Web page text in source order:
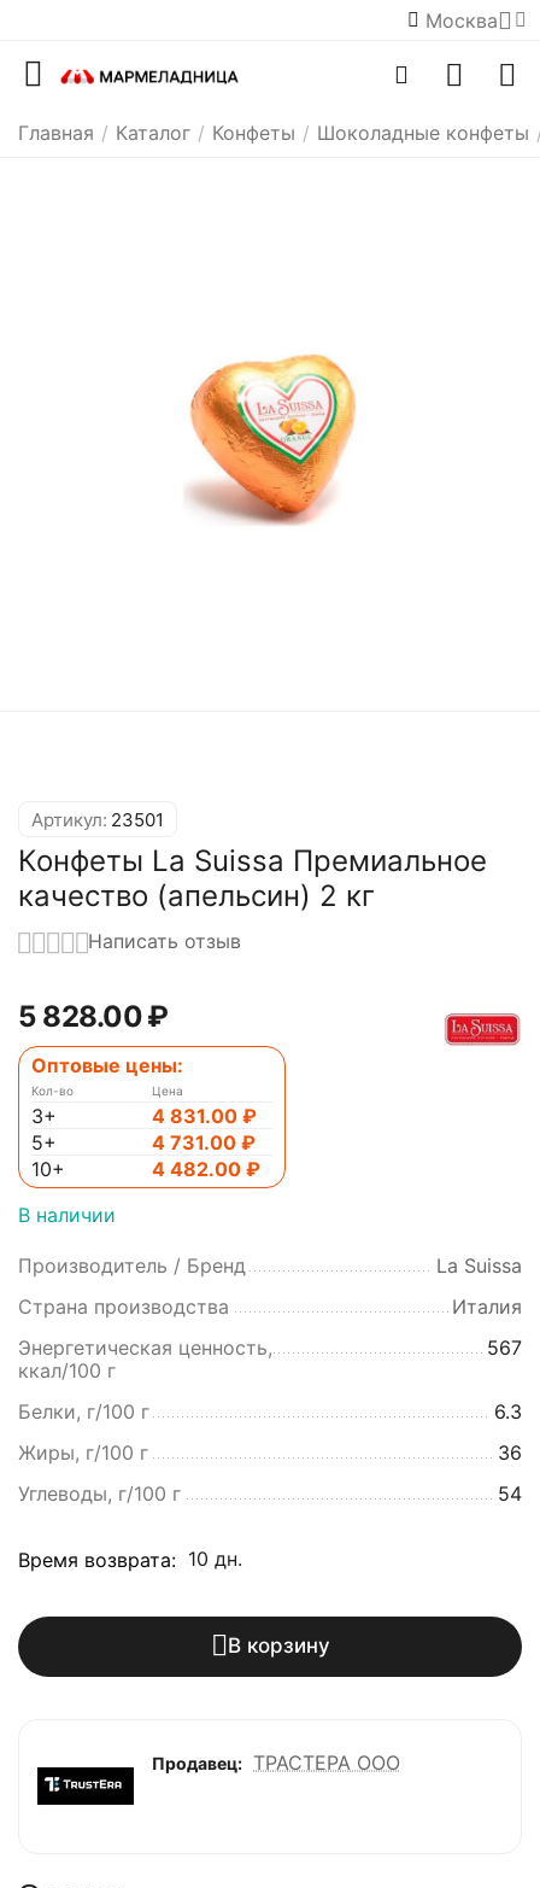
Москва
Главная / Каталог / Конфеты / Шоколадные конфеты
Артикул: 23501
Конфеты La Suissa Премиальное
качество (апельсин) 2 кг
Написать отзыв
5 828.00₽
Оптовые цены:
Кол-во
3+
5+
10+
Цена
4 831.00 ₽
4 731.00 ₽
4 482.00 ₽
В наличии
Производитель / Бренд
La Suissa
Страна производства
Италия
Энергетическая ценность,
ккал/100 г
567
Белки, г/100 г
6.3
Жиры, г/100 г
36
Углеводы, г/100 г
54
Время возврата: 10 дн.
В корзину
Продавец: ТРАСТЕРА ООО